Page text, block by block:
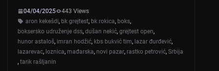
04/04/2025
443 Views
aron kekešdi, bk grejtest, bk rokica, boks,
boksersko udruženje dss, dušan nekić, grejtest open,
hunor astaloš, imran hodžić, kbs bukvić tim, lazar đurđević,
lazarevac, loznica, mađarska, novi pazar, rastko petrović, Srbija
, tarik rašljanin